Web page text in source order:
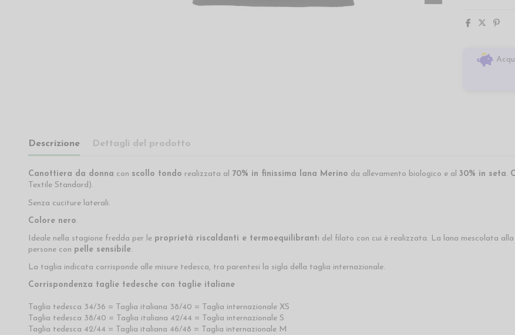
Descrizione Dettagli del prodotto
Canottiera da donna con scollo tondo realizzata al 70% in finissima lana Merino da allevamento biologico e al 30% in seta.
Textile Standard).
Senza cuciture laterali.
Colore nero.
Ideale nella stagione fredda per le proprietà riscaldanti e termoequilibranti del filato con cui è realizzata. La lana mescolata
persone con pelle sensibile.
La taglia indicata corrisponde alle misure tedesca, tra parentesi la sigla della taglia internazionale.
Corrispondenza taglie tedesche con taglie italiane
Taglia tedesca 34/36 = Taglia italiana 38/40 = Taglia internazionale XS
Taglia tedesca 38/40 = Taglia italiana 42/44 = Taglia internazionale S
Taglia tedesca 42/44 = Taglia italiana 46/48 = Taglia internazionale M